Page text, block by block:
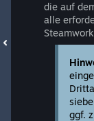
die auf
alle
ggf.